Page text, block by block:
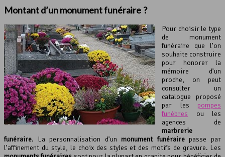
Montant d’unmonument funéraire ?
Pour choisir le type
de monument
funéraire que l’on
souhaite construire
pour honorer la
mémoire d’un
proche, on peut
consulter un
catalogue proposé
par les pompes
funèbres ou les
agences de
marbrerie
funéraire. La personnalisation d’un monument funérairepasse par
l’affinement du style, le choix des styles et des motifs de gravure. Les